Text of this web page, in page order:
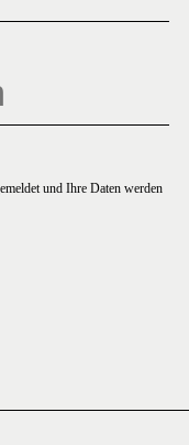
und Ihre Daten werden